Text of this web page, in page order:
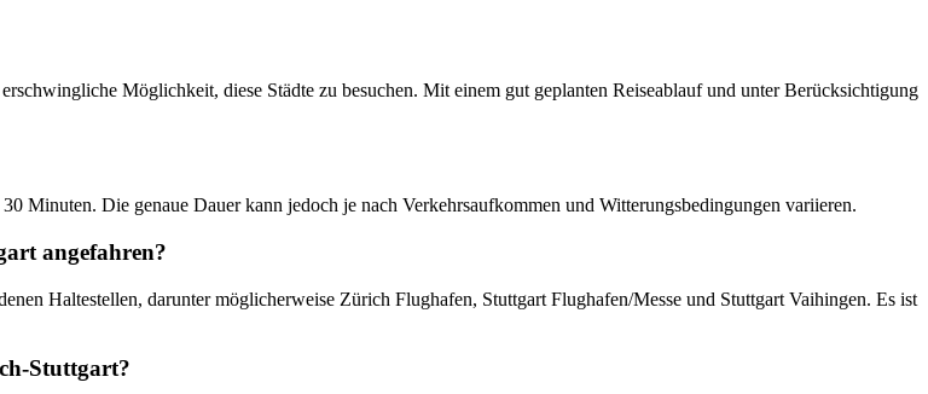
Möglichkeit, diese Städte zu besuchen. Mit einem gut geplanten Reiseablauf und unter Berücksichtigung
Minuten. Die genaue Dauer kann jedoch je nach Verkehrsaufkommen und Witterungsbedingungen variieren.
angefahren?
Haltestellen, darunter möglicherweise Zürich Flughafen, Stuttgart Flughafen/Messe und Stuttgart Vaihingen. Es ist
Stuttgart?